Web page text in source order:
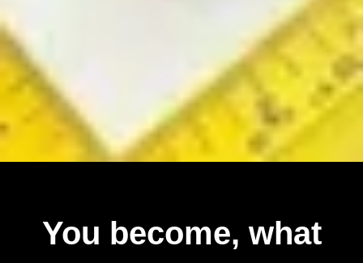
You become, what